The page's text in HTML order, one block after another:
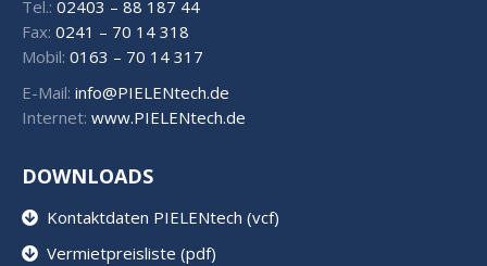
Tel.: 02403 – 88 187 44
Fax: 0241 – 70 14 318
Mobil: 0163 – 70 14 317
E-Mail: info@PIELENtech.de
Internet: www.PIELENtech.de
DOWNLOADS
Kontaktdaten PIELENtech (vcf)
Vermietpreisliste (pdf)